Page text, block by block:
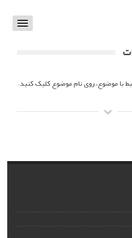
Toggle
با موضوع، روی نام موضوع کلیک کنید.